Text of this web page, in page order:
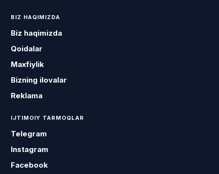
BIZ HAQIMIZDA
Biz haqimizda
Qoidalar
Maxfiylik
Bizning ilovalar
Reklama
IJTIMOIY TARMOQLAR
Telegram
Instagram
Facebook